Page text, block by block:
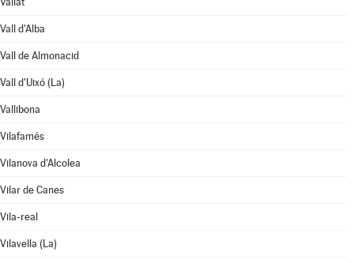
Vall d'Alba
Vall de Almonacid
Vall d'Uixó (La)
Vallibona
Vilafamés
Vilanova d'Alcolea
Vilar de Canes
Vila-real
Vilavella (La)